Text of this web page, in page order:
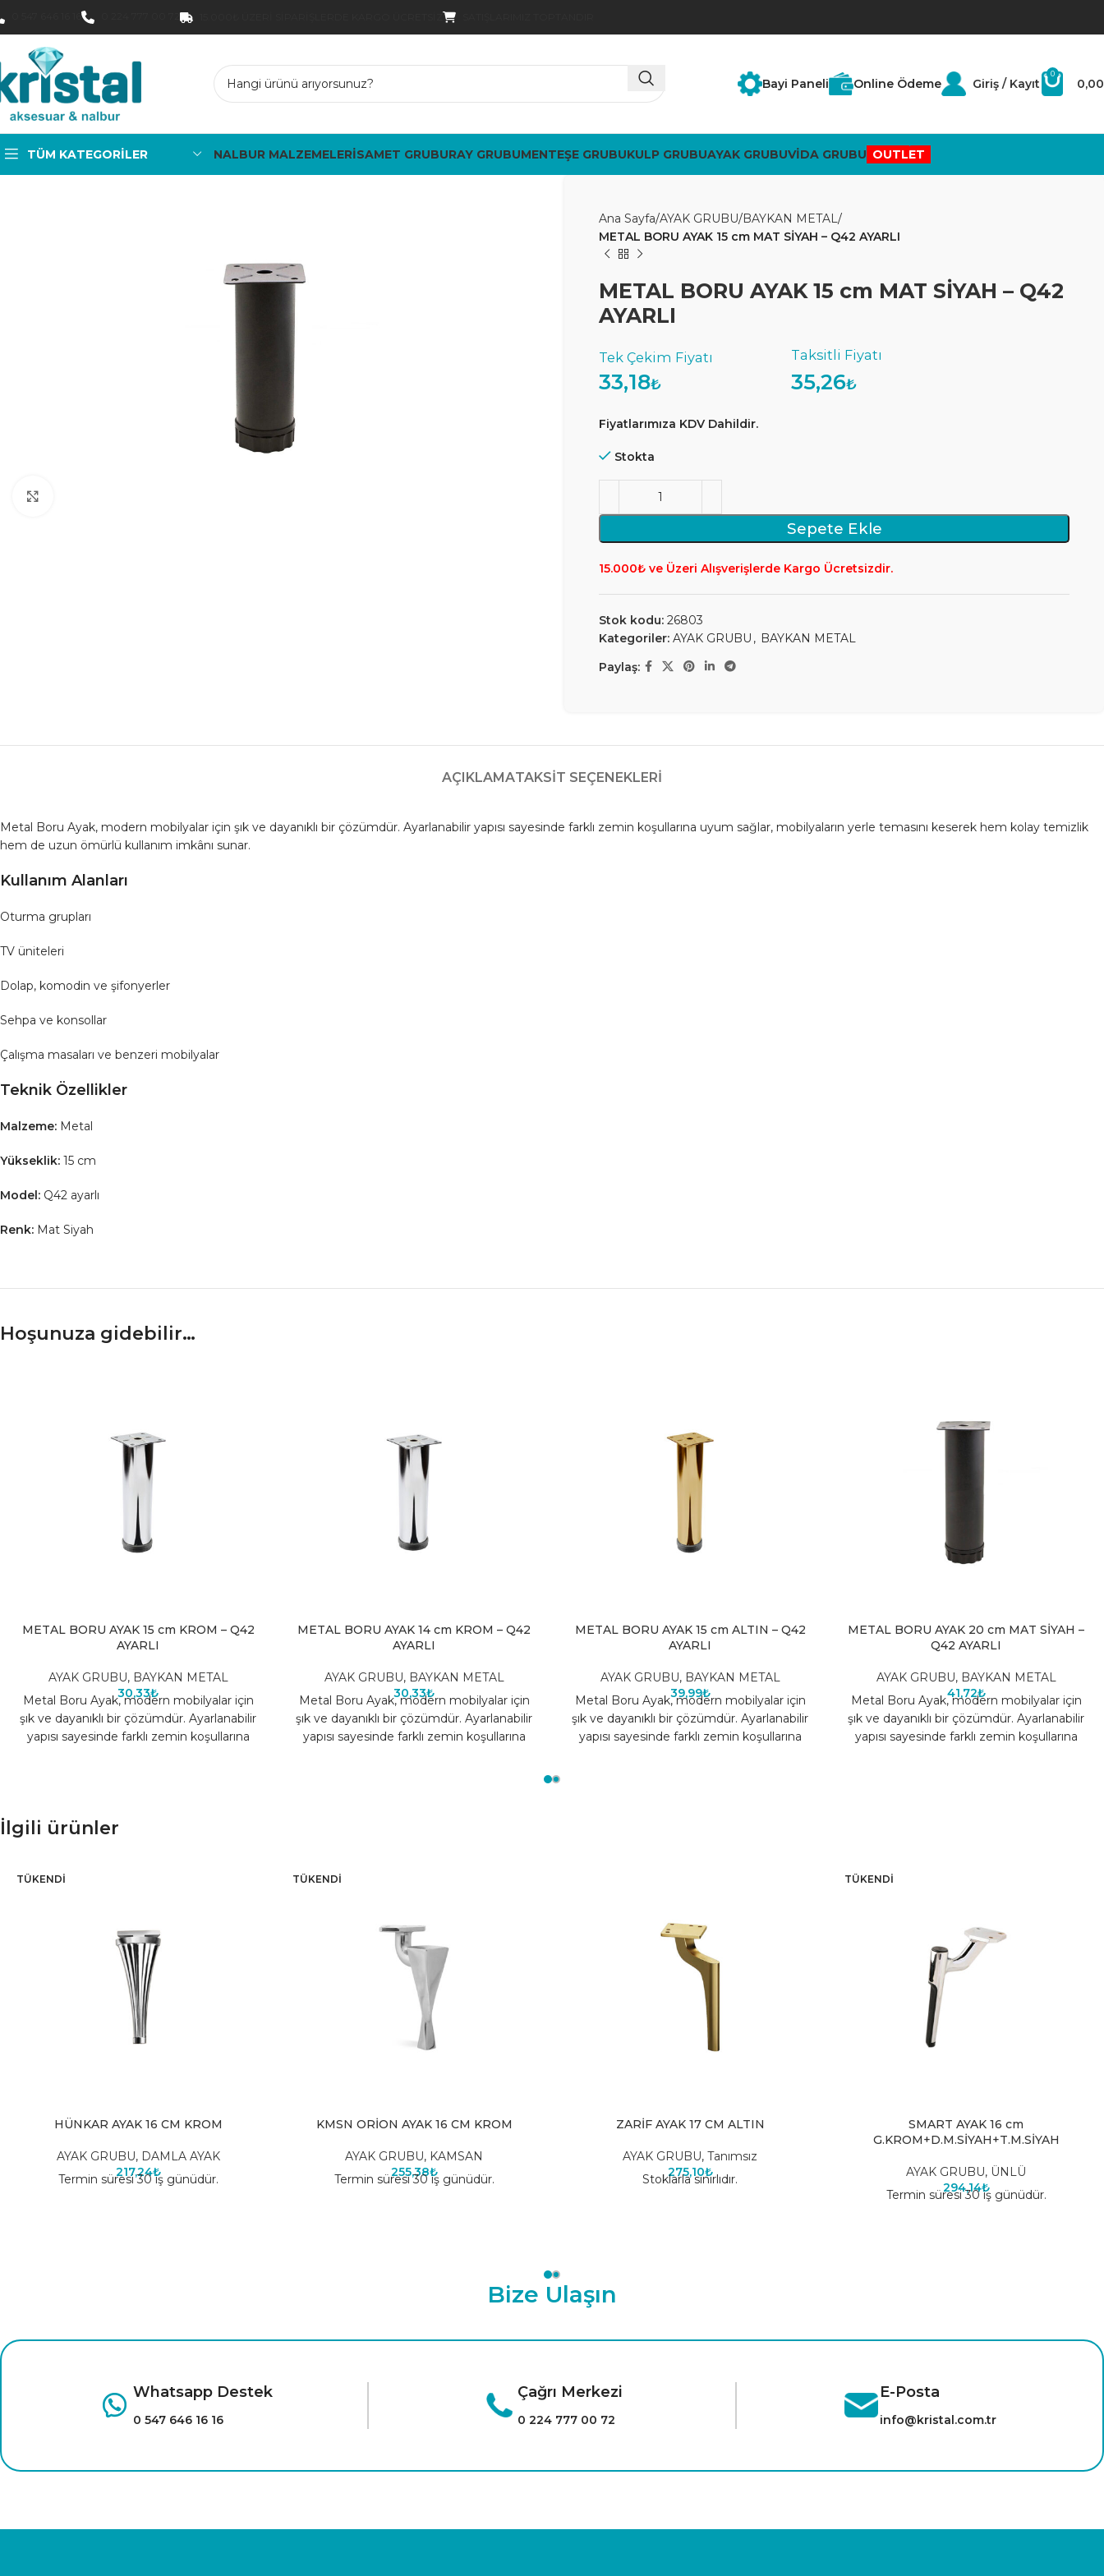
Bayi Paneli Online Ödeme Giriş / Kayıt
0
0,00
TÜM KATEGORILER NALBUR MALZEMELERİSAMET GRUBURAY GRUBUMENTEŞE GRUBUKULP GRUBUAYAK GRUBUVİDA GRUBU OUTLET
Ana Sayfa AYAK GRUBU BAYKAN METAL
METAL BORU AYAK 15 cm MAT SİYAH – Q42 AYARLI
METAL BORU AYAK 15 cm MAT SİYAH – Q42
AYARLI
33,18₺ 35,26₺
Fiyatlarımıza KDV Dahildir.
Stokta
Sepete Ekle
15.000₺ ve Üzeri Alışverişlerde Kargo Ücretsizdir.
Stok kodu: 26803
Kategoriler: AYAK GRUBU , BAYKAN METAL
Paylaş:
AÇIKLAMATAKSIT SEÇENEKLERI
Metal Boru Ayak, modern mobilyalar için şık ve dayanıklı bir çözümdür. Ayarlanabilir yapısı sayesinde farklı zemin koşullarına uyum sağlar, mobilyaların yerle temasını keserek hem kolay temizlik
hem de uzun ömürlü kullanım imkânı sunar.
Kullanım Alanları
Oturma grupları
TV üniteleri
Dolap, komodin ve şifonyerler
Sehpa ve konsollar
Çalışma masaları ve benzeri mobilyalar
Teknik Özellikler
Malzeme: Metal
Yükseklik: 15 cm
Model: Q42 ayarlı
Renk: Mat Siyah
Hoşunuza gidebilir…
METAL BORU AYAK 15 cm KROM – Q42
AYARLI
AYAK GRUBU, BAYKAN METAL
30,33₺
Metal Boru Ayak, modern mobilyalar için
şık ve dayanıklı bir çözümdür. Ayarlanabilir
yapısı sayesinde farklı zemin koşullarına
METAL BORU AYAK 14 cm KROM – Q42
AYARLI
AYAK GRUBU, BAYKAN METAL
30,33₺
Metal Boru Ayak, modern mobilyalar için
şık ve dayanıklı bir çözümdür. Ayarlanabilir
yapısı sayesinde farklı zemin koşullarına
METAL BORU AYAK 15 cm ALTIN – Q42
AYARLI
AYAK GRUBU, BAYKAN METAL
39,99₺
Metal Boru Ayak, modern mobilyalar için
şık ve dayanıklı bir çözümdür. Ayarlanabilir
yapısı sayesinde farklı zemin koşullarına
METAL BORU AYAK 20 cm MAT SİYAH –
Q42 AYARLI
AYAK GRUBU, BAYKAN METAL
41,72₺
Metal Boru Ayak, modern mobilyalar için
şık ve dayanıklı bir çözümdür. Ayarlanabilir
yapısı sayesinde farklı zemin koşullarına
İlgili ürünler
TÜKENDI
HÜNKAR AYAK 16 CM KROM
AYAK GRUBU, DAMLA AYAK
217,24₺
Termin süresi 30 iş günüdür.
TÜKENDI
KMSN ORİON AYAK 16 CM KROM
AYAK GRUBU, KAMSAN
255,38₺
Termin süresi 30 iş günüdür.
ZARİF AYAK 17 CM ALTIN
AYAK GRUBU, Tanımsız
275,10₺
Stoklarla sınırlıdır.
TÜKENDI
SMART AYAK 16 cm
G.KROM+D.M.SİYAH+T.M.SİYAH
AYAK GRUBU, ÜNLÜ
294,14₺
Termin süresi 30 iş günüdür.
Bize Ulaşın
Whatsapp Destek
0 547 646 16 16
Çağrı Merkezi
0 224 777 00 72
E-Posta
info@kristal.com.tr